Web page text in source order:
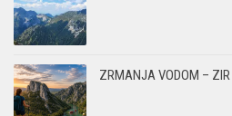
ZRMANJA VODOM –